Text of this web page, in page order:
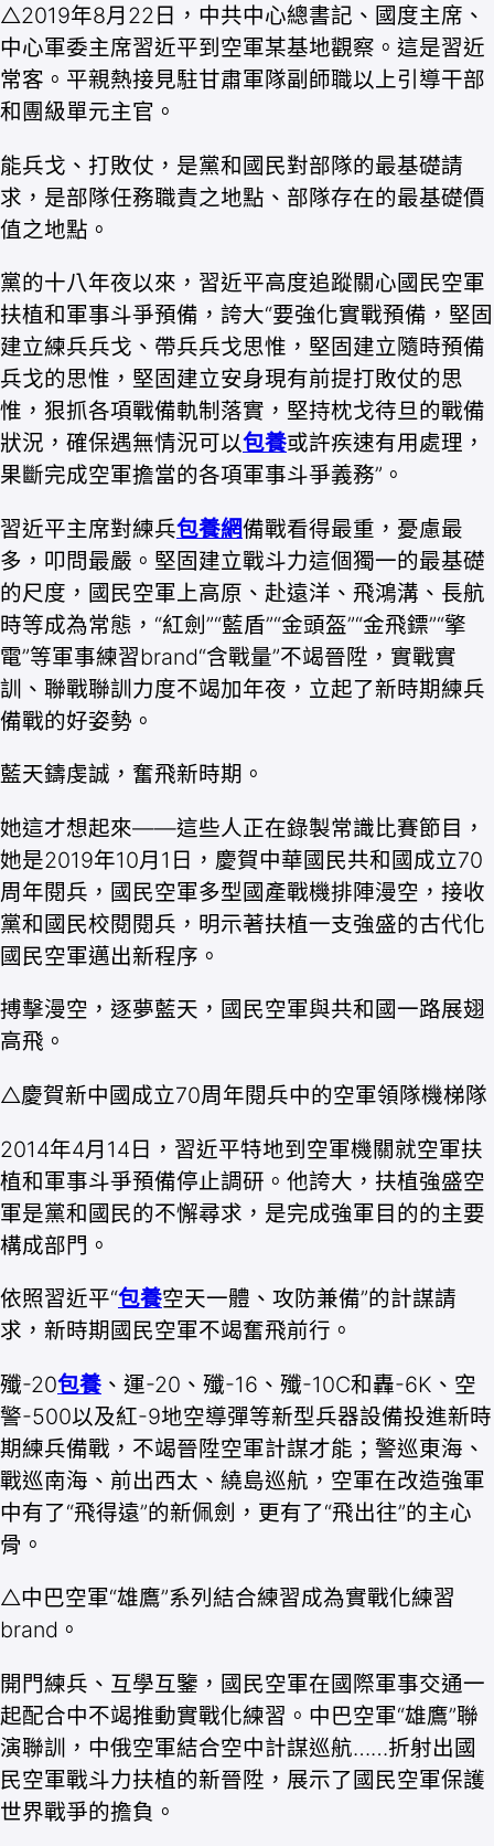
△2019年8月22日，中共中心總書記、國度主席、
中心軍委主席習近平到空軍某基地觀察。這是習近
常客。平親熱接見駐甘肅軍隊副師職以上引導干部
和團級單元主官。
能兵戈、打敗仗，是黨和國民對部隊的最基礎請
求，是部隊任務職責之地點、部隊存在的最基礎價
值之地點。
黨的十八年夜以來，習近平高度追蹤關心國民空軍
扶植和軍事斗爭預備，誇大“要強化實戰預備，堅固
建立練兵兵戈、帶兵兵戈思惟，堅固建立隨時預備
兵戈的思惟，堅固建立安身現有前提打敗仗的思
惟，狠抓各項戰備軌制落實，堅持枕戈待旦的戰備
狀況，確保遇無情況可以包養或許疾速有用處理，
果斷完成空軍擔當的各項軍事斗爭義務”。
習近平主席對練兵包養網備戰看得最重，憂慮最
多，叩問最嚴。堅固建立戰斗力這個獨一的最基礎
的尺度，國民空軍上高原、赴遠洋、飛鴻溝、長航
時等成為常態，“紅劍”“藍盾”“金頭盔”“金飛鏢”“擎
電”等軍事練習brand“含戰量”不竭晉陞，實戰實
訓、聯戰聯訓力度不竭加年夜，立起了新時期練兵
備戰的好姿勢。
藍天鑄虔誠，奮飛新時期。
她這才想起來——這些人正在錄製常識比賽節目，
她是2019年10月1日，慶賀中華國民共和國成立70
周年閱兵，國民空軍多型國產戰機排陣漫空，接收
黨和國民校閱閱兵，明示著扶植一支強盛的古代化
國民空軍邁出新程序。
搏擊漫空，逐夢藍天，國民空軍與共和國一路展翅
高飛。
△慶賀新中國成立70周年閱兵中的空軍領隊機梯隊
2014年4月14日，習近平特地到空軍機關就空軍扶
植和軍事斗爭預備停止調研。他誇大，扶植強盛空
軍是黨和國民的不懈尋求，是完成強軍目的的主要
構成部門。
依照習近平“包養空天一體、攻防兼備”的計謀請
求，新時期國民空軍不竭奮飛前行。
殲-20包養 、運-20、殲-16、殲-10C和轟-6K、空
警-500以及紅-9地空導彈等新型兵器設備投進新時
期練兵備戰，不竭晉陞空軍計謀才能；警巡東海、
戰巡南海、前出西太、繞島巡航，空軍在改造強軍
中有了“飛得遠”的新佩劍，更有了“飛出往”的主心
骨。
△中巴空軍“雄鷹”系列結合練習成為實戰化練習
brand。
開門練兵、互學互鑒，國民空軍在國際軍事交通一
起配合中不竭推動實戰化練習。中巴空軍“雄鷹”聯
演聯訓，中俄空軍結合空中計謀巡航……折射出國
民空軍戰斗力扶植的新晉陞，展示了國民空軍保護
世界戰爭的擔負。